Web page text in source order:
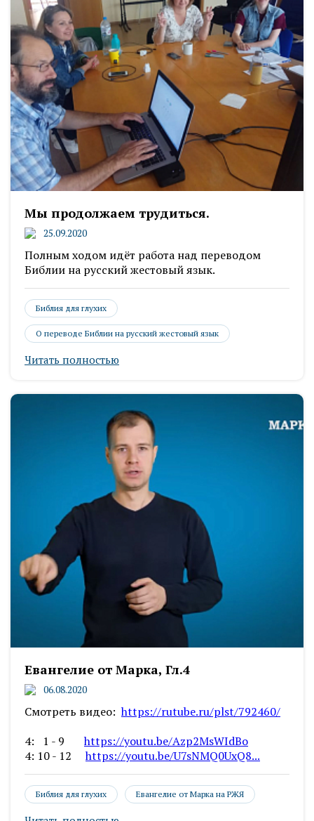
Мы продолжаем трудиться.
25.09.2020
Полным ходом идёт работа над переводом
Библии на русский жестовый язык.
Библия для глухих
О переводе Библии на русский жестовый язык
Читать полностью
Евангелие от Марка, Гл.4
06.08.2020
Смотреть видео: https://rutube.ru/plst/792460/
4: 1 - 9https://youtu.be/Azp2MsWIdBo
4: 10 - 12https://youtu.be/U7sNMQ0UxQ8...
Библия для глухих Евангелие от Марка на РЖЯ